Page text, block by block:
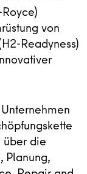
von
Readyness)
über die
Planung,